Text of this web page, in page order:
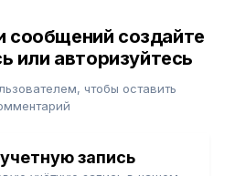
сообщений создайте
или авторизуйтесь
чтобы оставить
запись